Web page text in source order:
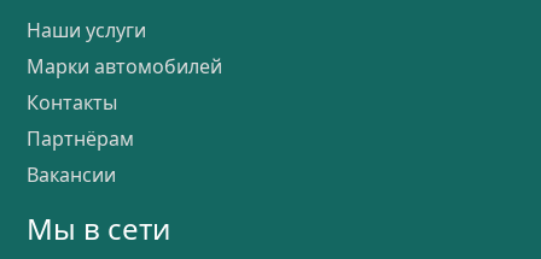
Наши услуги
Марки автомобилей
Контакты
Партнёрам
Вакансии
Мы в сети